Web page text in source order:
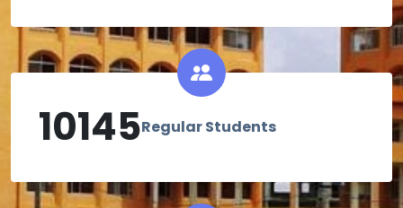
10145Regular Students